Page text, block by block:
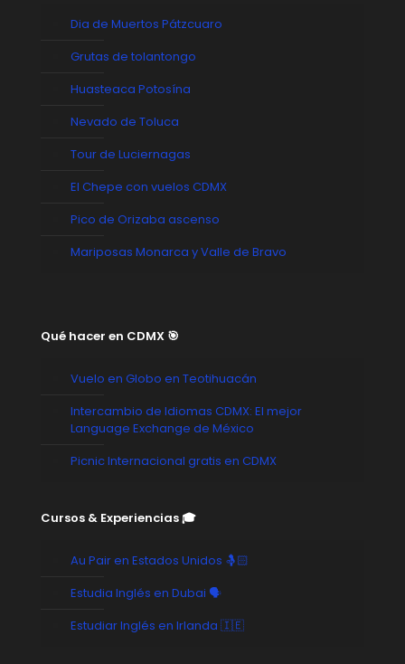
Dia de Muertos Pátzcuaro
Grutas de tolantongo
Huasteaca Potosína
Nevado de Toluca
Tour de Luciernagas
El Chepe con vuelos CDMX
Pico de Orizaba ascenso
Mariposas Monarca y Valle de Bravo
Qué hacer en CDMX 🎯
Vuelo en Globo en Teotihuacán
Intercambio de Idiomas CDMX: El mejor
Language Exchange de México
Picnic Internacional gratis en CDMX
Cursos & Experiencias 🎓
Au Pair en Estados Unidos 🤱🏻
Estudia Inglés en Dubai 🗣️
Estudiar Inglés en Irlanda 🇮🇪